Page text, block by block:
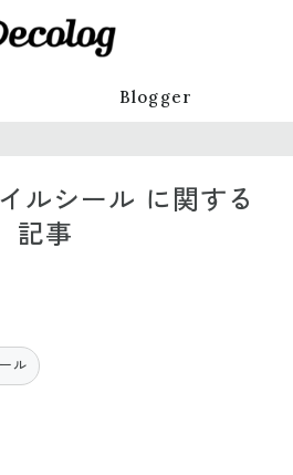
Blogger
ルシール に関する
記事
ル